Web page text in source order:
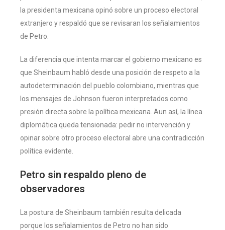
la presidenta mexicana opinó sobre un proceso electoral
extranjero y respaldó que se revisaran los señalamientos
de Petro.
La diferencia que intenta marcar el gobierno mexicano es
que Sheinbaum habló desde una posición de respeto a la
autodeterminación del pueblo colombiano, mientras que
los mensajes de Johnson fueron interpretados como
presión directa sobre la política mexicana. Aun así, la línea
diplomática queda tensionada: pedir no intervención y
opinar sobre otro proceso electoral abre una contradicción
política evidente.
Petro sin respaldo pleno de
observadores
La postura de Sheinbaum también resulta delicada
porque los señalamientos de Petro no han sido